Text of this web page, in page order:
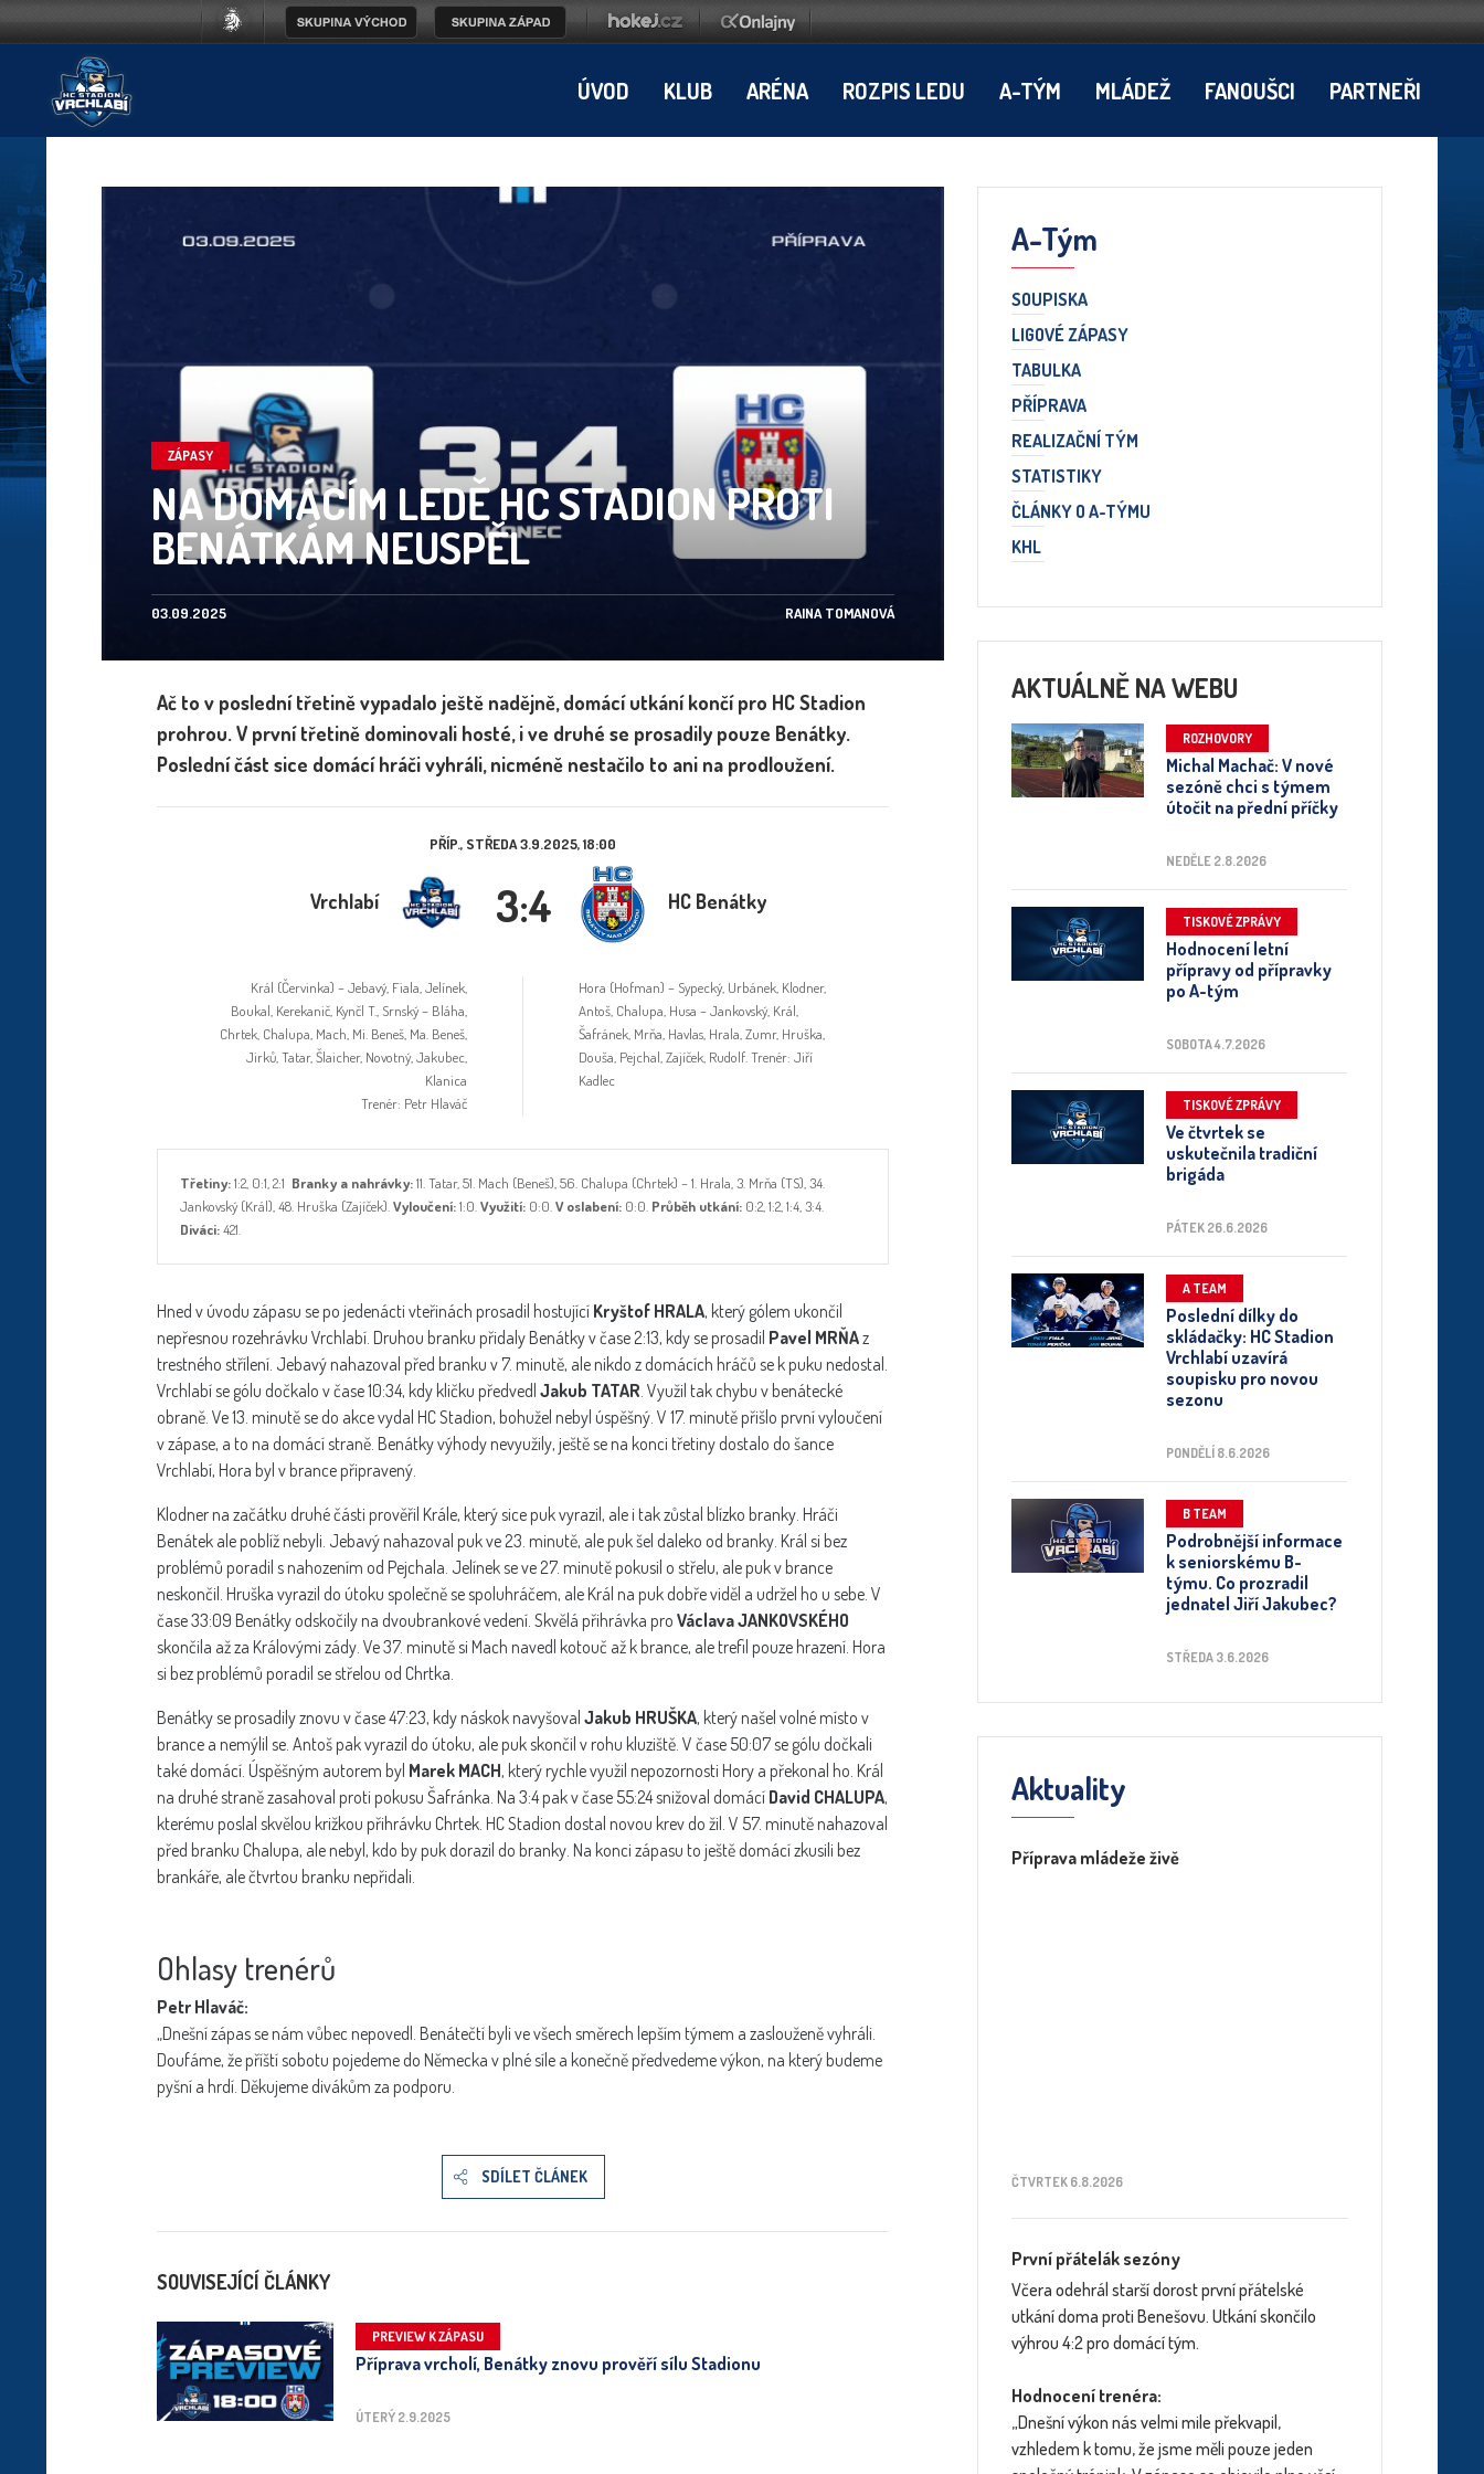
ÚVOD KLUB ARÉNA ROZPIS LEDU A-TÝM MLÁDEŽ FANOUŠCI PARTNEŘI
ZÁPASY
NA DOMÁCÍM LEDĚ HC STADION PROTI
BENÁTKÁM NEUSPĚL
03.09.2025 RAINA TOMANOVÁ
Ač to v poslední třetině vypadalo ještě nadějně, domácí utkání končí pro HC Stadion
prohrou. V první třetině dominovali hosté, i ve druhé se prosadily pouze Benátky.
Poslední část sice domácí hráči vyhráli, nicméně nestačilo to ani na prodloužení.
PŘÍP., STŘEDA 3.9.2025, 18:00
Vrchlabí 3:4 HC Benátky
Král (Červinka) – Jebavý, Fiala, Jelínek,
Boukal, Kerekanič, Kynčl T., Srnský – Bláha,
Chrtek, Chalupa, Mach, Mi. Beneš, Ma. Beneš,
Jirků, Tatar, Šlaicher, Novotný, Jakubec,
Klanica
Trenér: Petr Hlaváč
Hora (Hofman) – Sypecký, Urbánek, Klodner,
Antoš, Chalupa, Husa – Jankovský, Král,
Šafránek, Mrňa, Havlas, Hrala, Zumr, Hruška,
Douša, Pejchal, Zajíček, Rudolf. Trenér: Jiří
Kadlec
Třetiny:1:2, 0:1, 2:1 Branky a nahrávky:11. Tatar, 51. Mach (Beneš), 56. Chalupa (Chrtek) – 1. Hrala, 3. Mrňa (TS), 34.
Jankovský (Král), 48. Hruška (Zajíček).Vyloučení:1:0.Využití: 0:0.V oslabení: 0:0. Průběh utkání: 0:2, 1:2, 1:4, 3:4.
Diváci:421.
Hned v úvodu zápasu se po jedenácti vteřinách prosadil hostující Kryštof HRALA, který gólem ukončil
nepřesnou rozehrávku Vrchlabí. Druhou branku přidaly Benátky v čase 2:13, kdy se prosadil Pavel MRŇAz
trestného střílení. Jebavý nahazoval před branku v 7. minutě, ale nikdo z domácích hráčů se k puku nedostal.
Vrchlabí se gólu dočkalo v čase 10:34, kdy kličku předvedl Jakub TATAR. Využil tak chybu v benátecké
obraně. Ve 13. minutě se do akce vydal HC Stadion, bohužel nebyl úspěšný. V 17. minutě přišlo první vyloučení
v zápase, a to na domácí straně. Benátky výhody nevyužily, ještě se na konci třetiny dostalo do šance
Vrchlabí, Hora byl v brance připravený.
Klodner na začátku druhé části prověřil Krále, který sice puk vyrazil, ale i tak zůstal blízko branky. Hráči
Benátek ale poblíž nebyli. Jebavý nahazoval puk ve 23. minutě, ale puk šel daleko od branky. Král si bez
problémů poradil s nahozením od Pejchala. Jelínek se ve 27. minutě pokusil o střelu, ale puk v brance
neskončil. Hruška vyrazil do útoku společně se spoluhráčem, ale Král na puk dobře viděl a udržel ho u sebe. V
čase 33:09 Benátky odskočily na dvoubrankové vedení. Skvělá přihrávka pro Václava JANKOVSKÉHO
skončila až za Královými zády. Ve 37. minutě si Mach navedl kotouč až k brance, ale trefil pouze hrazení. Hora
si bez problémů poradil se střelou od Chrtka.
Benátky se prosadily znovu v čase 47:23, kdy náskok navyšoval Jakub HRUŠKA, který našel volné místo v
brance a nemýlil se. Antoš pak vyrazil do útoku, ale puk skončil v rohu kluziště. V čase 50:07 se gólu dočkali
také domácí. Úspěšným autorem byl Marek MACH, který rychle využil nepozornosti Hory a překonal ho. Král
na druhé straně zasahoval proti pokusu Šafránka. Na 3:4 pak v čase 55:24 snižoval domácí David CHALUPA,
kterému poslal skvělou križkou přihrávku Chrtek. HC Stadion dostal novou krev do žil. V 57. minutě nahazoval
před branku Chalupa, ale nebyl, kdo by puk dorazil do branky. Na konci zápasu to ještě domácí zkusili bez
brankáře, ale čtvrtou branku nepřidali.
Ohlasy trenérů
Petr Hlaváč:
„Dnešní zápas se nám vůbec nepovedl. Benátečtí byli ve všech směrech lepším týmem a zaslouženě vyhráli.
Doufáme, že příští sobotu pojedeme do Německa v plné síle a konečně předvedeme výkon, na který budeme
pyšní a hrdí. Děkujeme divákům za podporu.
SDÍLET ČLÁNEK
SOUVISEJÍCÍ ČLÁNKY
PREVIEW K ZÁPASU
Příprava vrcholí, Benátky znovu prověří sílu Stadionu
ÚTERÝ 2.9.2025
A-Tým
SOUPISKA
LIGOVÉ ZÁPASY
TABULKA
PŘÍPRAVA
REALIZAČNÍ TÝM
STATISTIKY
ČLÁNKY O A-TÝMU
KHL
AKTUÁLNĚ NA WEBU
ROZHOVORY
Michal Machač: V nové
sezóně chci s týmem
útočit na přední příčky
NEDĚLE 2.8.2026
TISKOVÉ ZPRÁVY
Hodnocení letní
přípravy od přípravky
po A-tým
SOBOTA 4.7.2026
TISKOVÉ ZPRÁVY
Ve čtvrtek se
uskutečnila tradiční
brigáda
PÁTEK 26.6.2026
A TEAM
Poslední dílky do
skládačky: HC Stadion
Vrchlabí uzavírá
soupisku pro novou
sezonu
PONDĚLÍ 8.6.2026
B TEAM
Podrobnější informace
k seniorskému B-
týmu. Co prozradil
jednatel Jiří Jakubec?
STŘEDA 3.6.2026
Aktuality
Příprava mládeže živě
ČTVRTEK 6.8.2026
První přátelák sezóny
Včera odehrál starší dorost první přátelské
utkání doma proti Benešovu. Utkání skončilo
výhrou 4:2 pro domácí tým.
Hodnocení trenéra:
„Dnešní výkon nás velmi mile překvapil,
vzhledem k tomu, že jsme měli pouze jeden